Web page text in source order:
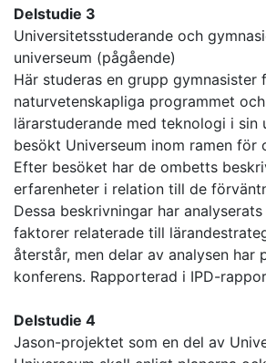
Delstudie 3
Universitetsstuderande och
universeum (pågående)
Här studeras en grupp gymnasister
naturvetenskapliga programmet
lärarstuderande med teknologi i sin
besökt Universeum inom ramen för
Efter besöket har de ombetts
erfarenheter i relation till de
Dessa beskrivningar har
faktorer relaterade till
återstår, men delar av analysen har
konferens. Rapporterad i IPD-
Delstudie 4
Jason-projektet som en del av